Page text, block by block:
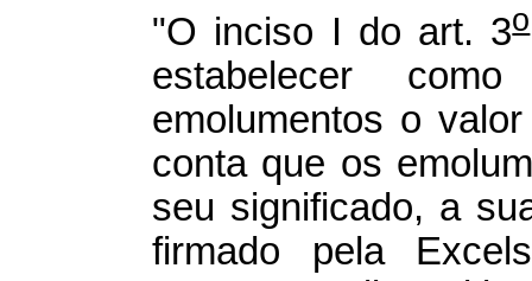
"O inciso I do art. 3o
estabelecer
emolumentos o
conta que os
seu significado, a
firmado pela